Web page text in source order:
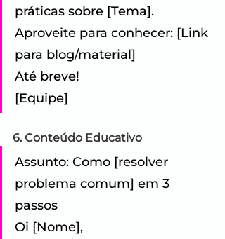
práticas sobre [Tema].
Aproveite para conhecer: [Link
para blog/material]
Até breve!
[Equipe]
6. Conteúdo Educativo
Assunto: Como [resolver
problema comum] em 3
passos
Oi [Nome],